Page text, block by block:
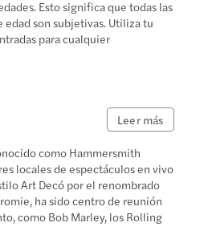
Esto significa que todas las
edad son subjetivas. Utiliza tu
para cualquier
Leer más
como Hammersmith
locales de espectáculos en vivo
Art Decó por el renombrado
ha sido centro de reunión
como Bob Marley, los Rolling